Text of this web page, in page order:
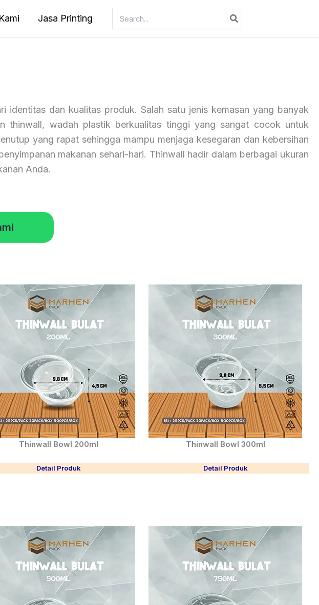
Jasa Printing
for:
identitas dan kualitas produk. Salah satu jenis kemasan yang banyak
thinwall, wadah plastik berkualitas tinggi yang sangat cocok untuk
yang rapat sehingga mampu menjaga kesegaran dan kebersihan
makanan sehari-hari. Thinwall hadir dalam berbagai ukuran
Anda.
Thinwall Bowl 200ml
Detail Produk
Thinwall Bowl 300ml
Detail Produk